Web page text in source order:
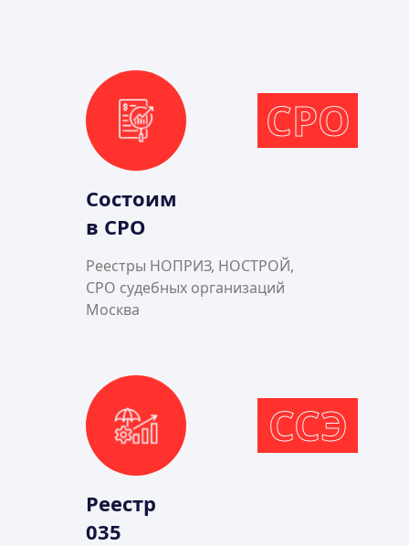
СРО
Состоим
в СРО
Реестры НОПРИЗ, НОСТРОЙ,
СРО судебных организаций
Москва
ССЭ
Реестр
035